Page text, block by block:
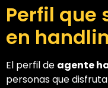
Perfil que
en
El perfil de agente
personas que